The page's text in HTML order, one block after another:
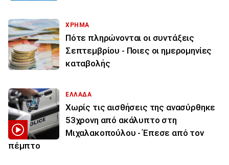
ΧΡΗΜΑ
Πότε πληρώνονται οι συντάξεις
Σεπτεμβρίου - Ποιες οι ημερομηνίες
καταβολής
ΕΛΛΑΔΑ
Χωρίς τις αισθήσεις της ανασύρθηκε
53χρονη από ακάλυπτο στη
Μιχαλακοπούλου - Έπεσε από τον
πέμπτο